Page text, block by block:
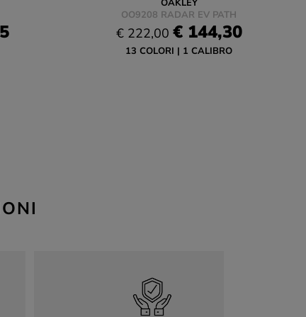
OAKLEY
OO9208 RADAR EV PATH
€ 222,00 € 144,30
13 COLORI 1 CALIBRO